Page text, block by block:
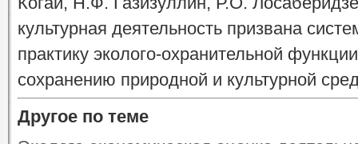
культурная деятельность призвана
практику эколого-охранительной
сохранению природной и культурной
Другое по теме